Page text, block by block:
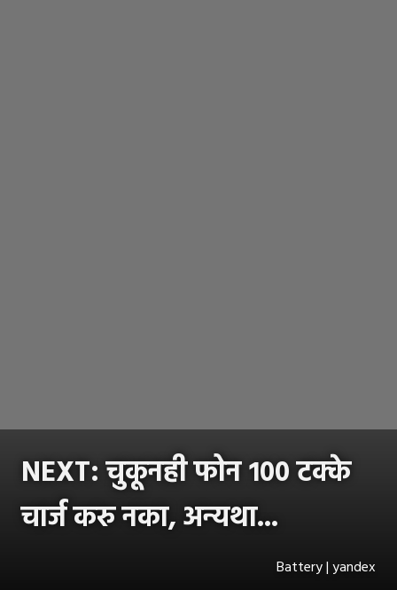
NEXT: चुकूनही फोन १०० टक्के
चार्ज करु नका, अन्यथा...
Battery | yandex